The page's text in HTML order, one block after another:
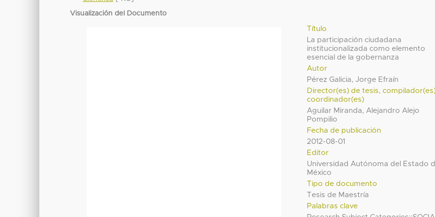
Visualización del Documento
Título
La participación ciudadana
institucionalizada como elemento
esencial de la gobernanza
Autor
Pérez Galicia, Jorge Efraín
Director(es) de tesis,
coordinador(es)
Aguilar Miranda, Alejandro Alejo
Pompilio
Fecha de publicación
2012-08-01
Editor
Universidad Autónoma del Estado
México
Tipo de documento
Tesis de Maestría
Palabras clave